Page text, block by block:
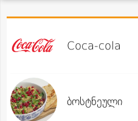
Coca-cola
ბოსტნეული